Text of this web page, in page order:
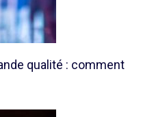
qualité : comment